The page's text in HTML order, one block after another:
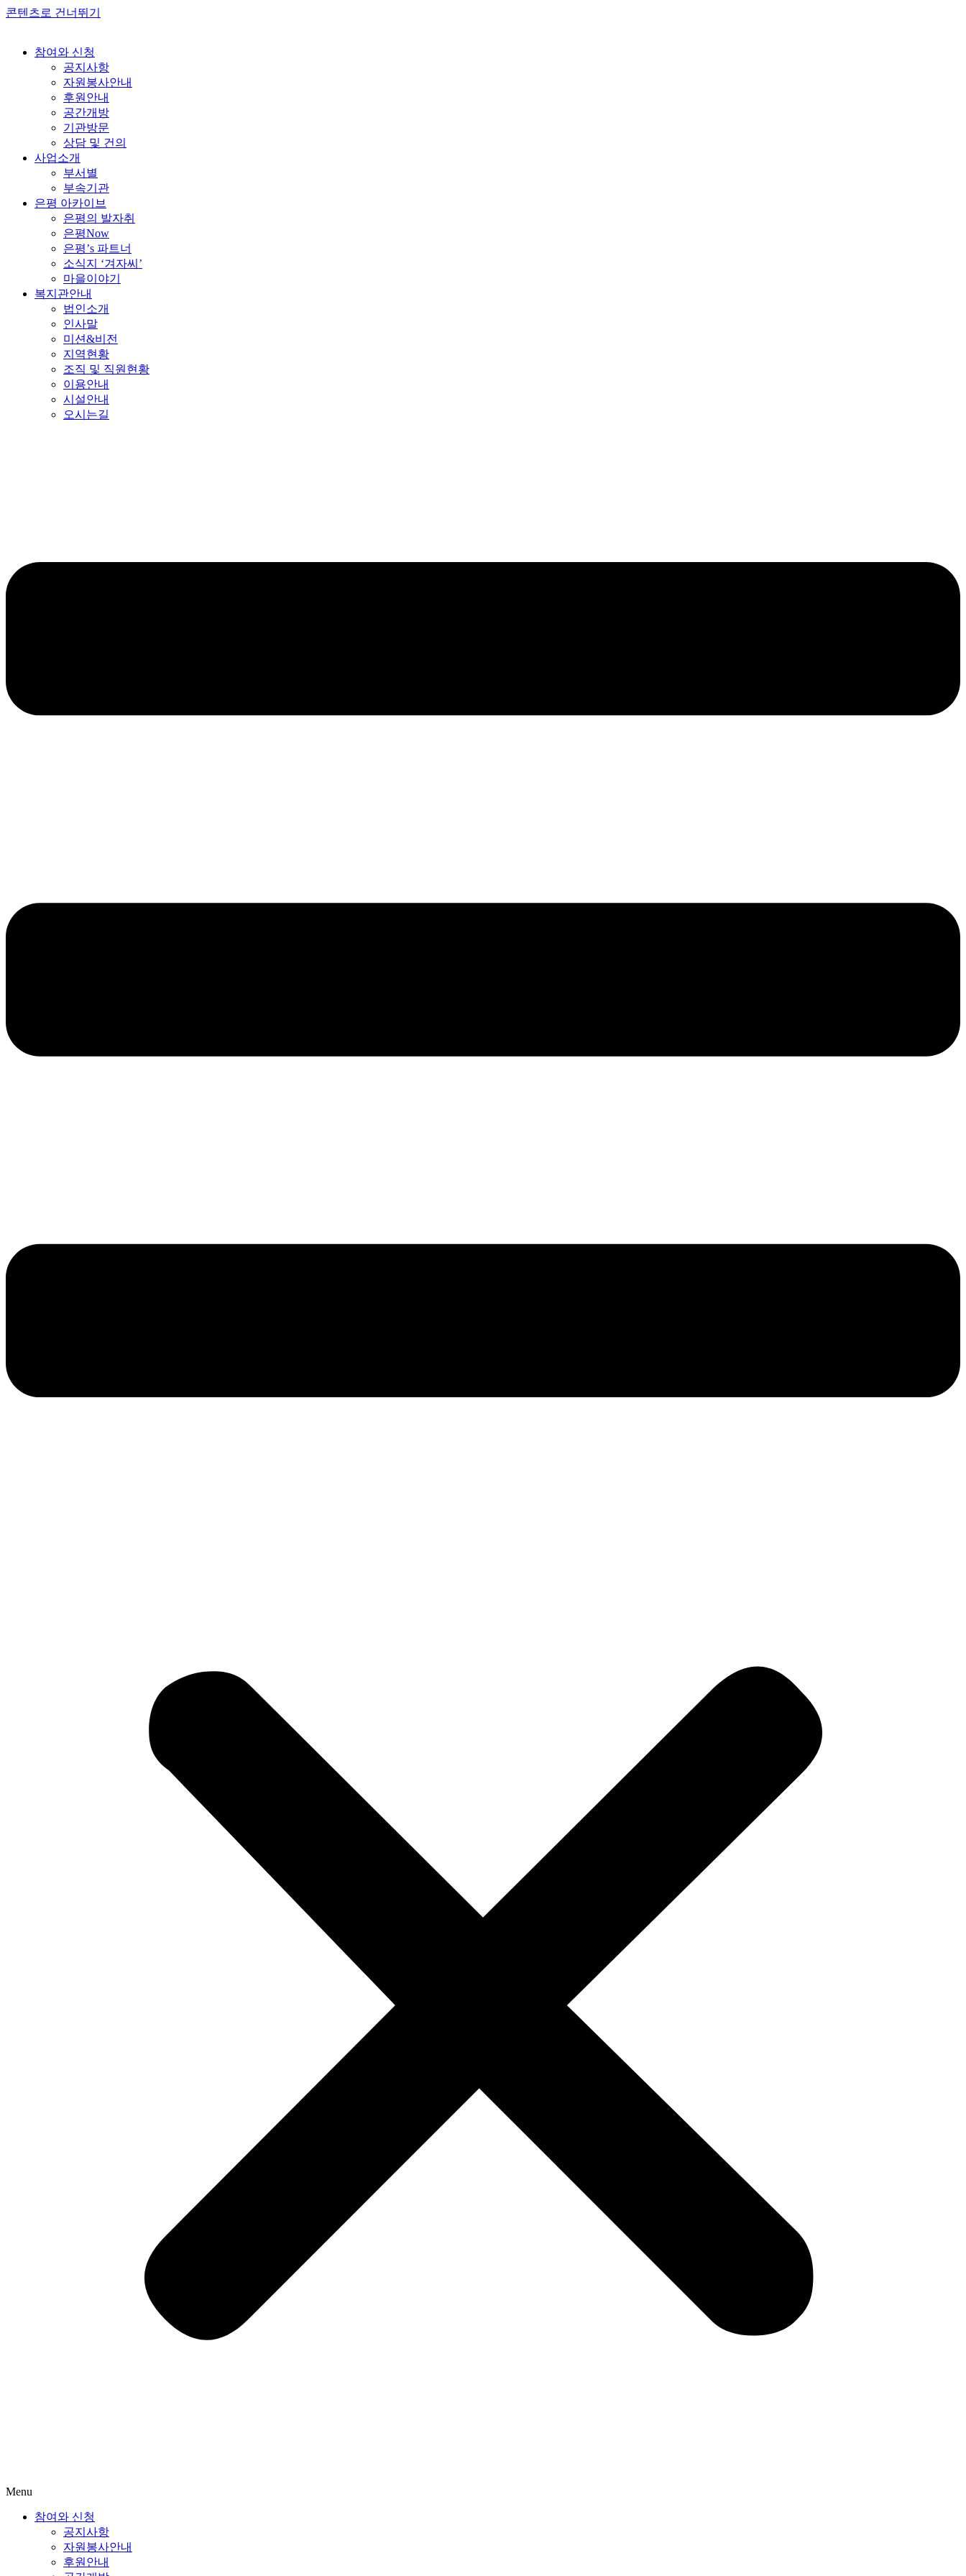
콘텐츠로 건너뛰기
참여와 신청
공지사항
자원봉사안내
후원안내
공간개방
기관방문
상담 및 건의
사업소개
부서별
부속기관
은평 아카이브
은평의 발자취
은평Now
은평’s 파트너
소식지 ‘겨자씨’
마을이야기
복지관안내
법인소개
인사말
미션&비전
지역현황
조직 및 직원현황
이용안내
시설안내
오시는길
Menu
참여와 신청
공지사항
자원봉사안내
후원안내